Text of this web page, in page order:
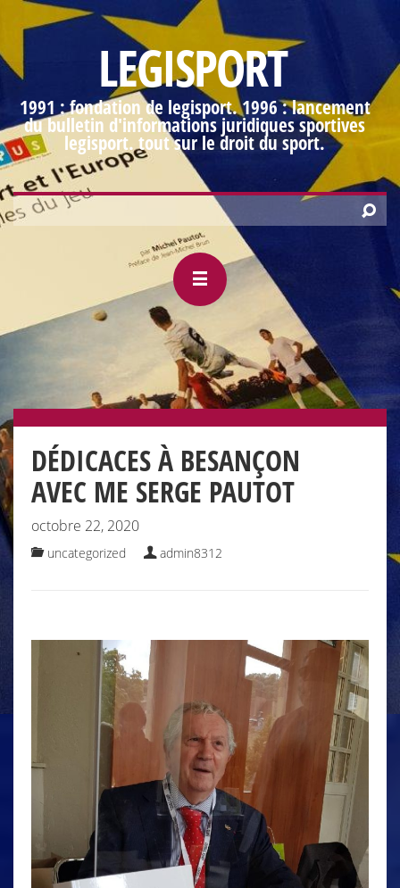
LEGISPORT
1991 : fondation de legisport. 1996 : lancement
du bulletin d'informations juridiques sportives
legisport. tout sur le droit du sport.
DÉDICACES À BESANÇON
AVEC ME SERGE PAUTOT
octobre 22, 2020
uncategorized admin8312